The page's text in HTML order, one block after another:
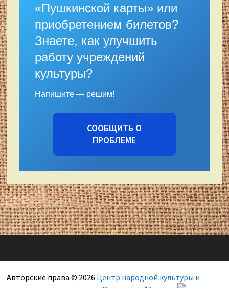
«Пушкинской карты» или
приобретением билетов?
Знаете, как улучшить
работу учреждений
культуры?
Напишите — решим!
СООБЩИТЬ О
ПРОБЛЕМЕ
Авторские права © 2026 Центр народной культуры и
художественных ремесел "Сокольский"